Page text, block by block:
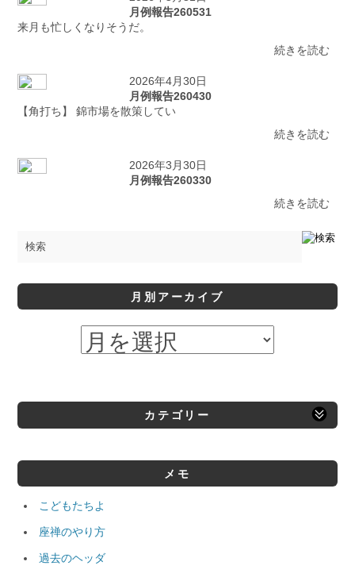
月例報告260531
来月も忙しくなりそうだ。
続きを読む
2026年4月30日
月例報告260430
【角打ち】 錦市場を散策してい
続きを読む
2026年3月30日
月例報告260330
続きを読む
月別アーカイブ
カテゴリー
メモ
こどもたちよ
座禅のやり方
過去のヘッダ